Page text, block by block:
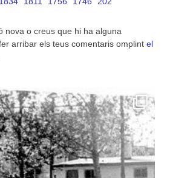
nova o creus que hi ha alguna
arribar els teus comentaris omplint el